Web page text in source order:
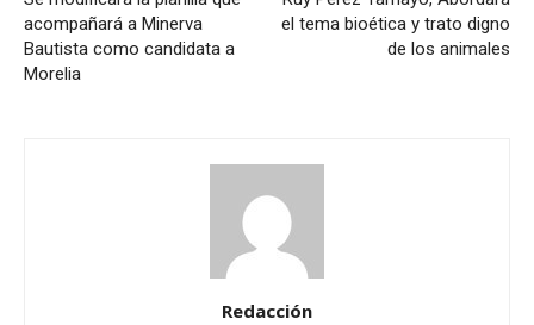
acompañará a Minerva
Bautista como candidata a
Morelia
el tema bioética y trato digno
de los animales
Redacción